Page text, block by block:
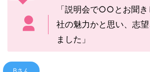
「説明会で○○とお聞
社の魅力かと思い、志
ました」